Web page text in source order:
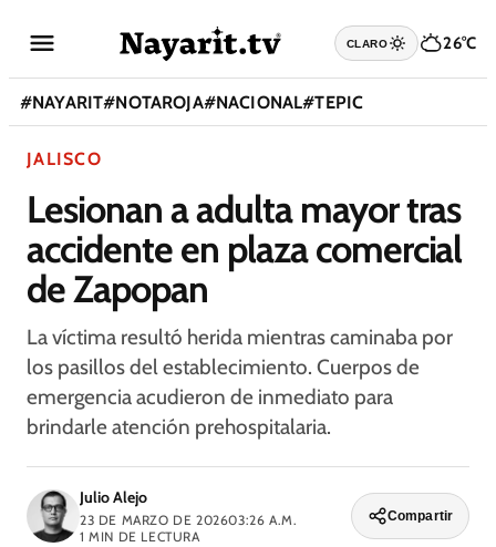
CLARO 26°C
#NAYARIT#NOTAROJA#NACIONAL#TEPIC
JALISCO
Lesionan a adulta mayor tras
accidente en plaza comercial
de Zapopan
La víctima resultó herida mientras caminaba por
los pasillos del establecimiento. Cuerpos de
emergencia acudieron de inmediato para
brindarle atención prehospitalaria.
Julio Alejo
23 DE MARZO DE 202603:26 A.M.
1 MIN DE LECTURA
Compartir